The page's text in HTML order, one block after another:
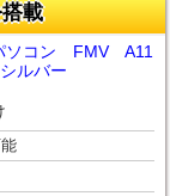
載
ソコン FMV A11
ルバー